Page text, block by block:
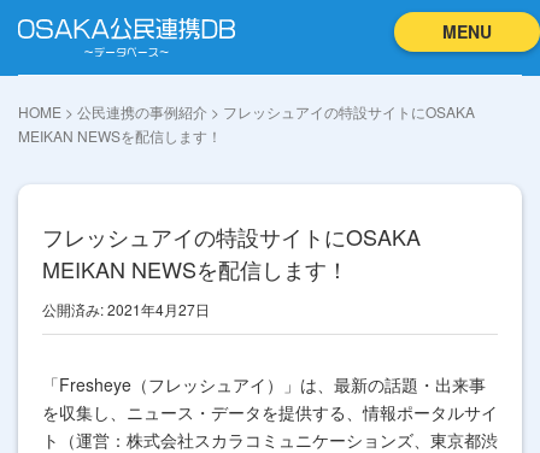
MENU
HOME > 公民連携の事例紹介 > フレッシュアイの特設サイトにOSAKA
MEIKAN NEWSを配信します！
フレッシュアイの特設サイトにOSAKA
MEIKAN NEWSを配信します！
公開済み: 2021年4月27日
「Fresheye（フレッシュアイ）」は、最新の話題・出来事
を収集し、ニュース・データを提供する、情報ポータルサイ
ト（運営：株式会社スカラコミュニケーションズ、東京都渋